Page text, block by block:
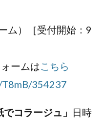
ム）［受付開始：9
ームはこちら
354237
コラージュ」 日時